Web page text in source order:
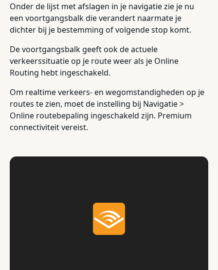
Onder de lijst met afslagen in je navigatie zie je nu
een voortgangsbalk die verandert naarmate je
dichter bij je bestemming of volgende stop komt.
De voortgangsbalk geeft ook de actuele
verkeerssituatie op je route weer als je Online
Routing hebt ingeschakeld.
Om realtime verkeers- en wegomstandigheden op je
routes te zien, moet de instelling bij Navigatie >
Online routebepaling ingeschakeld zijn. Premium
connectiviteit vereist.